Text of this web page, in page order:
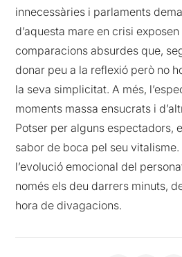
innecessàries i parlaments
d’aquesta mare en crisi
comparacions absurdes que,
donar peu a la reflexió però no
la seva simplicitat. A més,
moments massa ensucrats i
Potser per alguns espectadors,
sabor de boca pel seu
l’evolució emocional del
només els deu darrers minuts,
hora de divagacions.